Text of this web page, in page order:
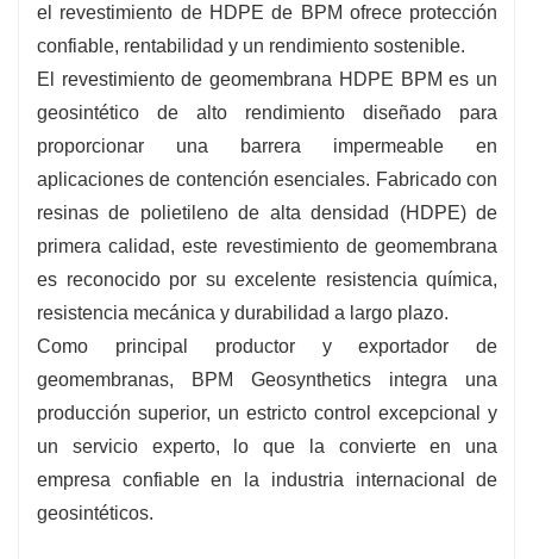
Experiencia en geosintéticos de BPM
Décadas de experiencia en conducción con
geosintéticos, productos confiables y soporte
técnico completo.
el revestimiento de HDPE de BPM ofrece protección
confiable, rentabilidad y un rendimiento sostenible.
El revestimiento de geomembrana HDPE BPM es un
geosintético de alto rendimiento diseñado para
proporcionar una barrera impermeable en
aplicaciones de contención esenciales. Fabricado con
resinas de polietileno de alta densidad (HDPE) de
primera calidad, este revestimiento de geomembrana
es reconocido por su excelente resistencia química,
resistencia mecánica y durabilidad a largo plazo.
Como principal productor y exportador de
geomembranas, BPM Geosynthetics integra una
producción superior, un estricto control excepcional y
un servicio experto, lo que la convierte en una
empresa confiable en la industria internacional de
geosintéticos.